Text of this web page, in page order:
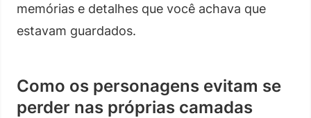
memórias e detalhes que você achava que
estavam guardados.
Como os personagens evitam se
perder nas próprias camadas